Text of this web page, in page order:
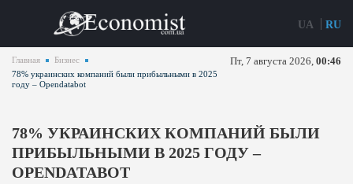
UA RU
Главная
Бизнес
78% украинских компаний были прибыльными в 2025
году – Opendatabot
Пт, 7 августа 2026, 00:46
78% УКРАИНСКИХ КОМПАНИЙ БЫЛИ
ПРИБЫЛЬНЫМИ В 2025 ГОДУ –
OPENDATABOT